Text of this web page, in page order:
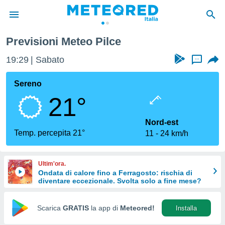
di
per
le
di
Web
Previsioni Meteo Pilce
19:29 Sabato ...
Sereno
21°
Temp. percepita 21°
Nord-est
11
24 km/h
Ultim'ora.
Ondata di calore fino a Ferragosto: rischia di
diventare eccezionale. Svolta solo a fine mese?
Scarica GRATIS la app di Meteored! Installa